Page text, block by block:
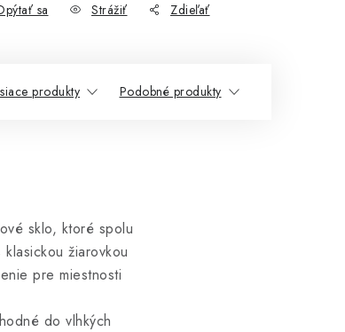
sa Strážiť Zdieľať
produkty Podobné produkty
sklo, ktoré spolu
žiarovkou
pre miestnosti
do vlhkých